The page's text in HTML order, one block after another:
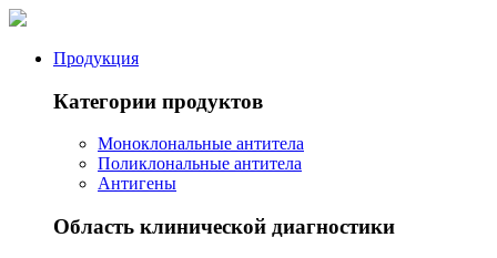
Продукция
Категории продуктов
Моноклональные антитела
Поликлональные антитела
Антигены
Область клинической диагностики